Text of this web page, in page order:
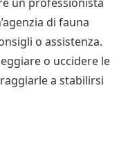
di fauna
o assistenza.
o uccidere le
a stabilirsi